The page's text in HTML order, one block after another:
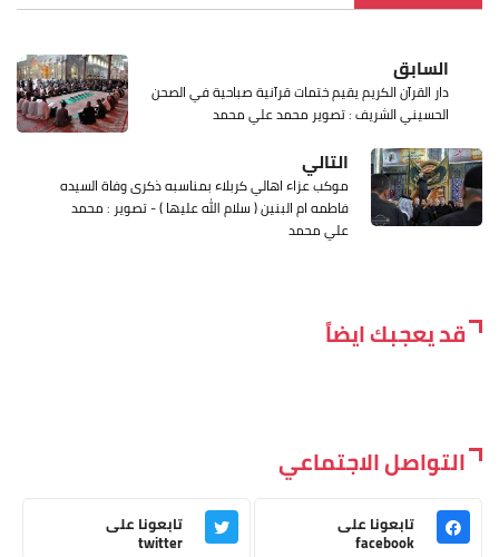
السابق
دار القرآن الكريم يقيم ختمات قرآنية صباحية في الصحن
الحسيني الشريف : تصوير محمد علي محمد
التالي
موكب عزاء اهالي كربلاء بمناسبه ذكرى وفاة السيده
فاطمه ام البنين ( سلام الله عليها ) - تصوير : محمد
علي محمد
قد يعجبك ايضاً
التواصل الاجتماعي
تابعونا على
facebook
تابعونا على
twitter